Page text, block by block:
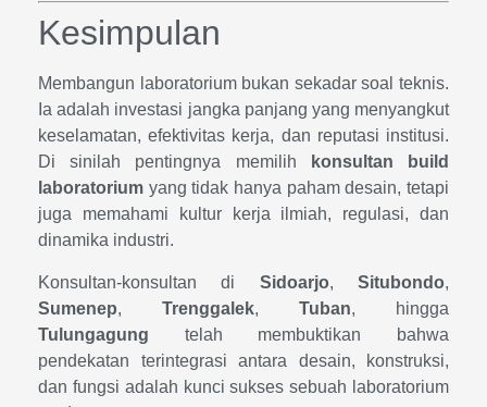
Kesimpulan
Membangun laboratorium bukan sekadar soal teknis.
Ia adalah investasi jangka panjang yang menyangkut
keselamatan, efektivitas kerja, dan reputasi institusi.
Di sinilah pentingnya memilih
konsultan build
laboratorium yang tidak hanya paham desain, tetapi
juga memahami kultur kerja ilmiah, regulasi, dan
dinamika industri.
Konsultan-konsultan di Sidoarjo,Situbondo,
Sumenep, Trenggalek, Tuban, hingga
Tulungagung telah membuktikan bahwa
pendekatan terintegrasi antara desain, konstruksi,
dan fungsi adalah kunci sukses sebuah laboratorium